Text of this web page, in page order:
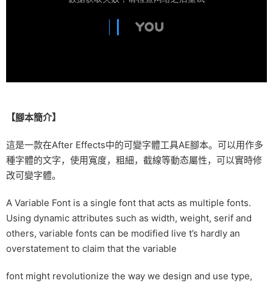
【腳本簡介】
這是一款在After Effects中的可變字體工具AE腳本。可以用作多
種字體的文字，使用寬度，粗細，截線等動态屬性，可以實時修
改可變字體。
A Variable Font is a single font that acts as multiple fonts.
Using dynamic attributes such as width, weight, serif and
others, variable fonts can be modified live t’s hardly an
overstatement to claim that the variable
font might revolutionize the way we design and use type,